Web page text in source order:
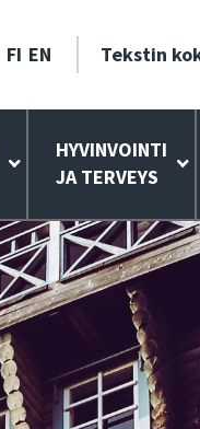
FI EN Tekstin
HYVINVOINTI
JA TERVEYS